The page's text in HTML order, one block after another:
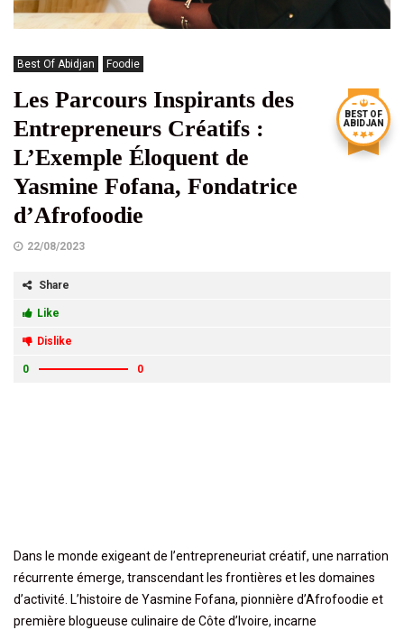
Best Of Abidjan Foodie
Les Parcours Inspirants des
Entrepreneurs Créatifs :
L’Exemple Éloquent de
Yasmine Fofana, Fondatrice
d’Afrofoodie
22/08/2023
BEST OF
ABIDJAN
Share
Like
Dislike
0 0
Dans le monde exigeant de l’entrepreneuriat créatif, une narration
récurrente émerge, transcendant les frontières et les domaines
d’activité. L’histoire de Yasmine Fofana, pionnière d’Afrofoodie et
première blogueuse culinaire de Côte d’Ivoire, incarne